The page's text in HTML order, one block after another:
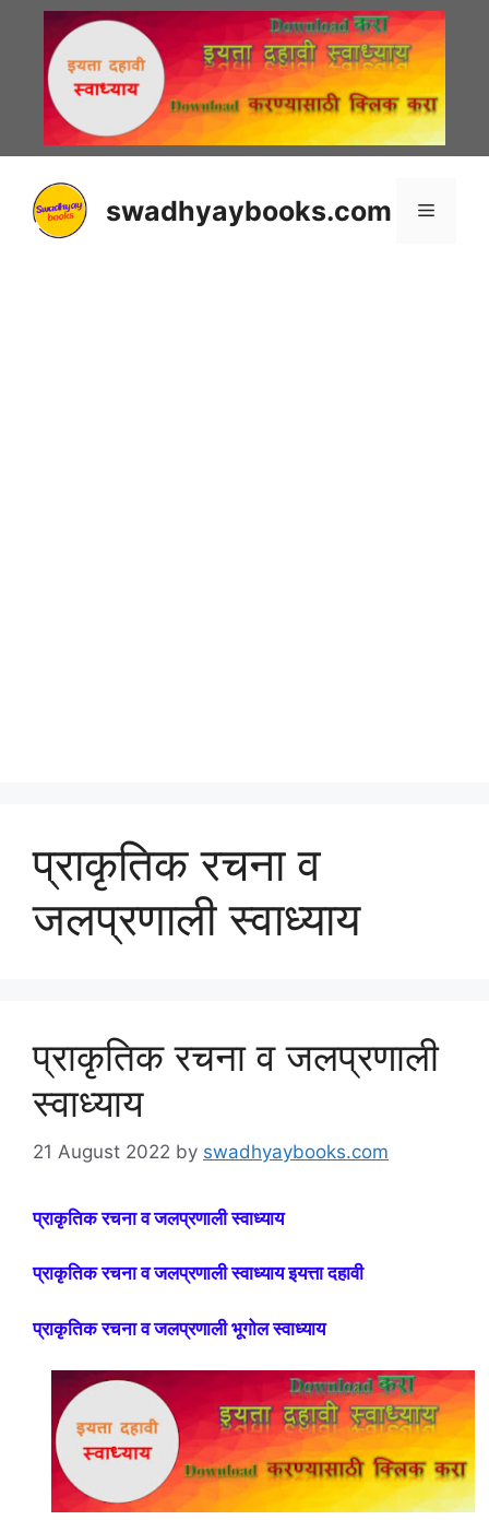
content
swadhyaybooks.com Menu
प्राकृतिक रचना व
जलप्रणाली स्वाध्याय
प्राकृतिक रचना व जलप्रणाली
स्वाध्याय
21 August 2022 by swadhyaybooks.com
प्राकृतिक रचना व जलप्रणाली स्वाध्याय
प्राकृतिक रचना व जलप्रणाली स्वाध्याय इयत्ता दहावी
प्राकृतिक रचना व जलप्रणाली भूगोल स्वाध्याय